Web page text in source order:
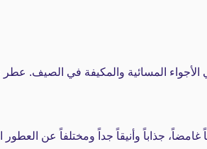
المسائية والمكيفة في الصيف.